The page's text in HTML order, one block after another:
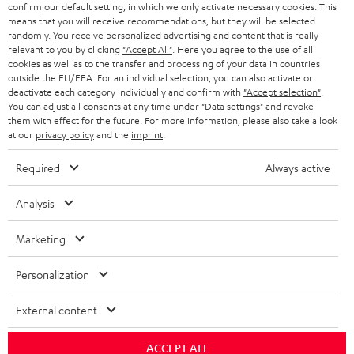
SMART HOME
BLUETOOTH-LAUTSPRECHER
KOPFHÖRER
BLUETOOTH-KOPFHÖRER
LAUTSPRECHER
ULTIMA-SERIE
IN-EAR-KOPFHÖRER
FANSHOP
NEUHEITEN
GESCHÄFTSKUNDEN
PARTNERPROGRAMM
BLOG
NEWSLETTER
STORES
DEINE VORTEILE BEI TEUFEL
TEUFEL STORY
UNSER MANAGEMENT
ÖSTERREICH
SCHWEIZ
NIEDERLANDE
BELGIEN
POLEN
ITALIEN
Technische Änderungen, Tippfehler und Irrtum vorbehalten. Das auf unseren
Fotos abgebildete Zubehör ist nicht im Lieferumfang enthalten. Etwaige
confirm our default setting, in which we only activate necessary cookies. This
means that you will receive recommendations, but they will be selected
randomly. You receive personalized advertising and content that is really
relevant to you by clicking "Accept All" . Here you agree to the use of all
cookies as well as to the transfer and processing of your data in countries
outside the EU/EEA. For an individual selection, you can also activate or
deactivate each category individually and confirm with "Accept selection"
You can adjust all consents at any time under "Data settings" and revoke
them with effect for the future. For more information, please also take a look
at our privacy policyand the imprint
Required Always active
Analysis
Marketing
Personalization
External content
ACCEPT ALL